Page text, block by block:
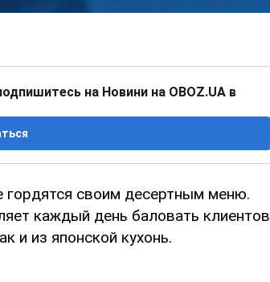
на Новини на OBOZ.UA в
своим десертным меню.
каждый день баловать клиентов
и из японской кухонь.